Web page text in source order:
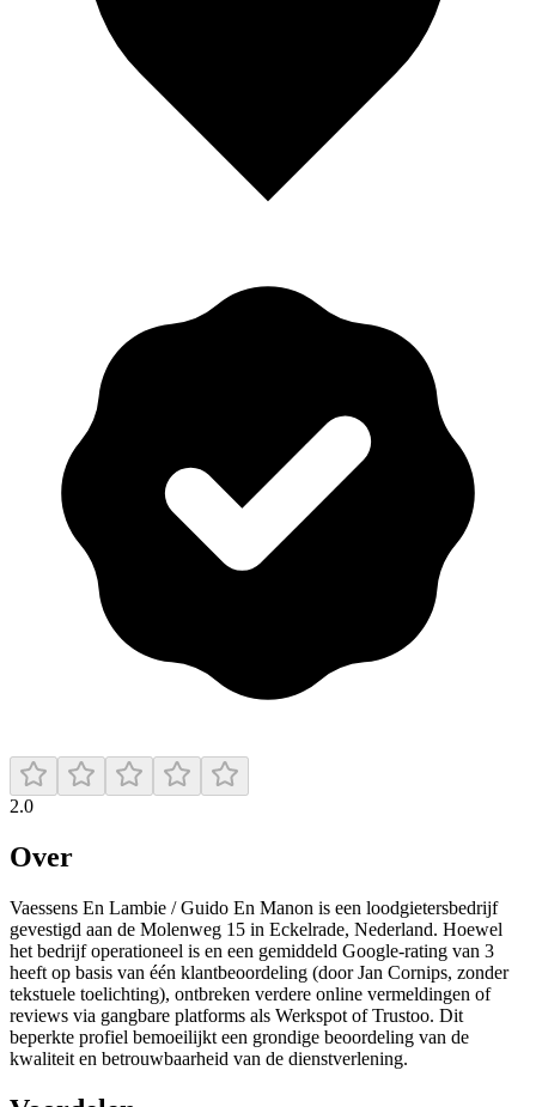
2.0
Over
Vaessens En Lambie / Guido En Manon is een loodgietersbedrijf
gevestigd aan de Molenweg 15 in Eckelrade, Nederland. Hoewel
het bedrijf operationeel is en een gemiddeld Google-rating van 3
heeft op basis van één klantbeoordeling (door Jan Cornips, zonder
tekstuele toelichting), ontbreken verdere online vermeldingen of
reviews via gangbare platforms als Werkspot of Trustoo. Dit
beperkte profiel bemoeilijkt een grondige beoordeling van de
kwaliteit en betrouwbaarheid van de dienstverlening.